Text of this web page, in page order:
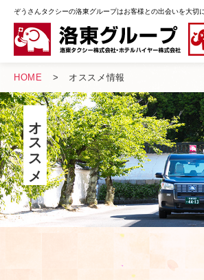
ぞうさんタクシーの洛東グループはお客様との出会いを大切
安全への取り組み
サービスのご案内
観光コース一覧
オススメ情報
よくあるご質問
採用情報
お問い合わせ
HOME オススメ情報
オススメ情報